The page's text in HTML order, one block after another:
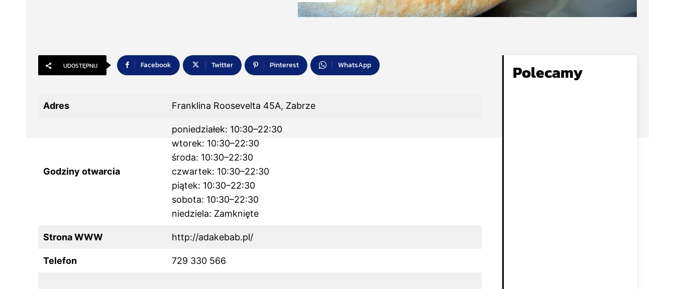
UDOSTĘPNIJ Facebook Twitter Pinterest WhatsApp
Adres Franklina Roosevelta 45A, Zabrze
Godziny otwarcia
poniedziałek: 10:30–22:30
wtorek: 10:30–22:30
środa: 10:30–22:30
czwartek: 10:30–22:30
piątek: 10:30–22:30
sobota: 10:30–22:30
niedziela: Zamknięte
Strona WWW http://adakebab.pl/
Telefon 729 330 566
Polecamy